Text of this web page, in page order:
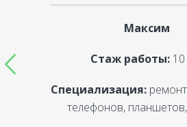
Максим
Стаж работы:10
Специализация:ремонт
телефонов, планшетов,